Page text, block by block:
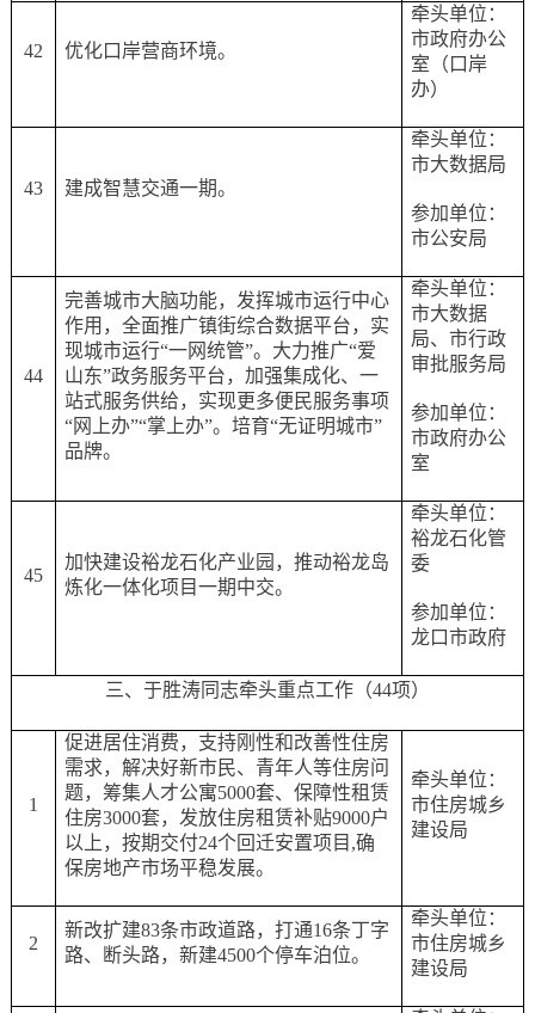
42 优化口岸营商环境。
牵头单位：
市政府办公
室（口岸
办）
43 建成智慧交通一期。
牵头单位：
市大数据局
参加单位：
市公安局
44
完善城市大脑功能，发挥城市运行中心
作用，全面推广镇街综合数据平台，实
现城市运行“一网统管”。大力推广“爱
山东”政务服务平台，加强集成化、一
站式服务供给，实现更多便民服务事项
“网上办”“掌上办”。培育“无证明城市”
品牌。
牵头单位：
市大数据
局、市行政
审批服务局
参加单位：
市政府办公
室
45
加快建设裕龙石化产业园，推动裕龙岛
炼化一体化项目一期中交。
牵头单位：
裕龙石化管
委
参加单位：
龙口市政府
三、于胜涛同志牵头重点工作（44项）
1
促进居住消费，支持刚性和改善性住房
需求，解决好新市民、青年人等住房问
题，筹集人才公寓5000套、保障性租赁
住房3000套，发放住房租赁补贴9000户
以上，按期交付24个回迁安置项目,确
保房地产市场平稳发展。
牵头单位：
市住房城乡
建设局
2
新改扩建83条市政道路，打通16条丁字
路、断头路，新建4500个停车泊位。
牵头单位：
市住房城乡
建设局